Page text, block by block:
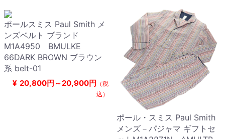
ポールスミス Paul Smith メ
ンズベルト ブランド
M1A4950 BMULKE
66DARK BROWN ブラウン
系 belt-01
¥ 20,800円～20,900円 （税
込）
ポール・スミス Paul Smith
メンズ－パジャマ ギフトセ